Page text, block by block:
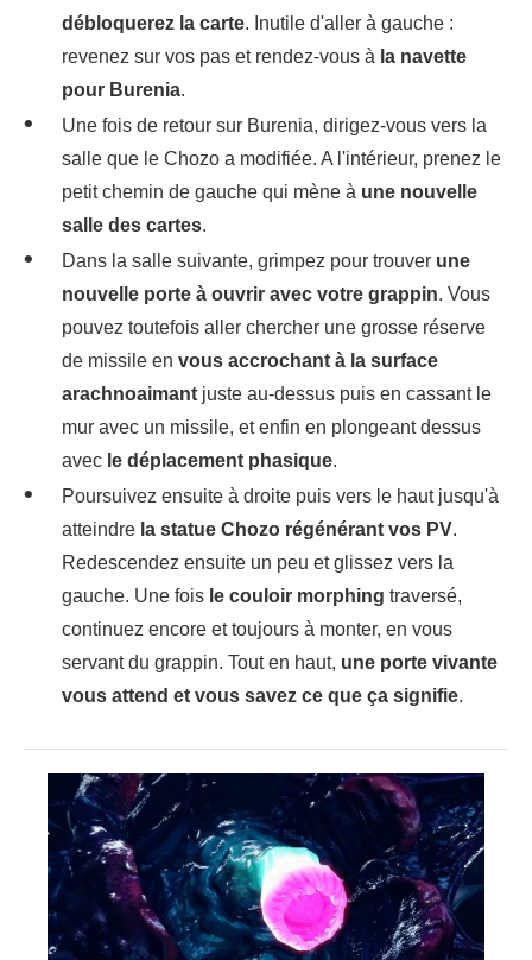
débloquerez la carte. Inutile d'aller à gauche :
revenez sur vos pas et rendez-vous à la navette
pour Burenia.
Une fois de retour sur Burenia, dirigez-vous vers la
salle que le Chozo a modifiée. A l'intérieur, prenez le
petit chemin de gauche qui mène à une nouvelle
salle des cartes.
Dans la salle suivante, grimpez pour trouver une
nouvelle porte à ouvrir avec votre grappin. Vous
pouvez toutefois aller chercher une grosse réserve
de missile en vous accrochant à la surface
arachnoaimant juste au-dessus puis en cassant le
mur avec un missile, et enfin en plongeant dessus
avec le déplacement phasique.
Poursuivez ensuite à droite puis vers le haut jusqu'à
atteindre la statue Chozo régénérant vos PV.
Redescendez ensuite un peu et glissez vers la
gauche. Une fois le couloir morphing traversé,
continuez encore et toujours à monter, en vous
servant du grappin. Tout en haut, une porte vivante
vous attend et vous savez ce que ça signifie.